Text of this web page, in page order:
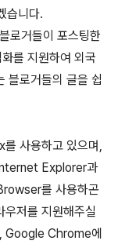
습니다.
로거들이 포스팅한
를 지원하여 외국
블로거들의 글을 쉽
사용하고 있으며,
Explorer과
를 사용하곤
저를 지원해주실
Google Chrome에